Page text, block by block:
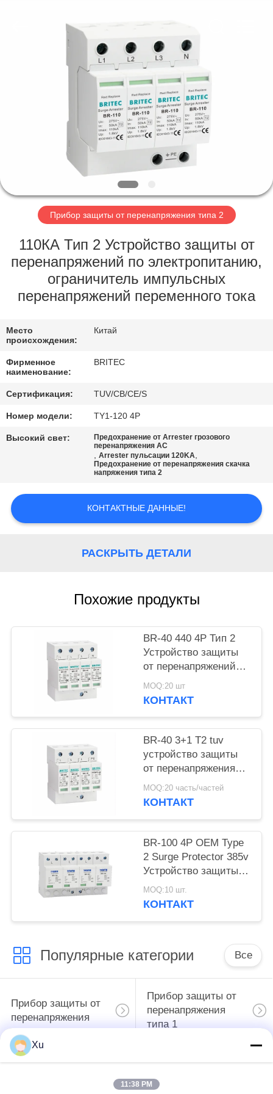
ГЛАВНАЯ
ПРОДУКЦИЯ
КОМПАНИИ
НАША
ФАБРИКА
КОНТРОЛЬ
КАЧЕСТВА
КОНТАКТНЫЕ
ДАННЫЕ
НОВОСТИ
ВСЕ
VR
SHOW
ПОЛИТИКА
КОНФИДЕНЦИАЛЬНОСТИ
Прибор защиты от перенапряжения типа 2
110КА Тип 2 Устройство защиты от
перенапряжений по электропитанию,
ограничитель импульсных
перенапряжений переменного тока
Место
происхождения:
Китай
Фирменное
наименование:
BRITEC
Сертификация: TUV/CB/CE/S
Номер модели: TY1-120 4P
Высокий свет:
Предохранение от Arrester грозового
перенапряжения AC
,Arrester пульсации 120KA,
Предохранение от перенапряжения скачка
напряжения типа 2
КОНТАКТНЫЕ ДАННЫЕ!
РАСКРЫТЬ ДЕТАЛИ
Похожие продукты
BR-40 440 4P Тип 2
Устройство защиты
от перенапряжений
40ка SPD T2
Разрядник для
перенапряжений
Перенапряжения 440
В Разрядник для
перенапряжений spd
Тип 2
MOQ:20 шт
КОНТАКТ
BR-40 3+1 T2 tuv
устройство защиты
от перенапряжения
типа 2 Устройство
защиты от
от перенапряжения
MOQ:20 часть/частей
КОНТАКТ
BR-100 4P OEM Type
2 Surge Protector 385v
Устройство защиты
от перенапряжения
SPD варистор
MOQ:10 шт.
КОНТАКТ
Популярные категории Все
Прибор защиты от
перенапряжения
Прибор защиты от
перенапряжения
типа 1
Прибор защиты от
Тип защитного
пульсации
Xu
11:38 PM